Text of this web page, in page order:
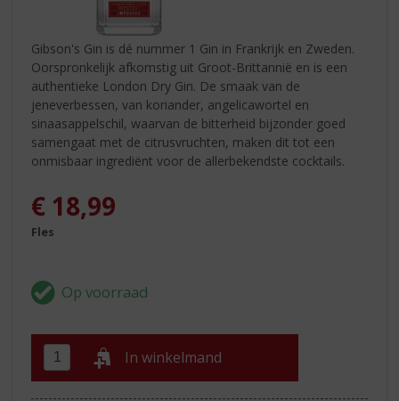
Gibson's Gin is dé nummer 1 Gin in Frankrijk en Zweden.
Oorspronkelijk afkomstig uit Groot-Brittannië en is een
authentieke London Dry Gin. De smaak van de
jeneverbessen, van koriander, angelicawortel en
sinaasappelschil, waarvan de bitterheid bijzonder goed
samengaat met de citrusvruchten, maken dit tot een
onmisbaar ingrediënt voor de allerbekendste cocktails.
€ 18,99
Fles
In winkelmand